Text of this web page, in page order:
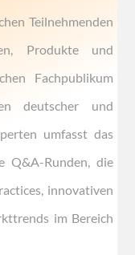
Teilnehmenden
Produkte und
Fachpublikum
deutscher und
umfasst das
Q&A-Runden, die
innovativen
im Bereich